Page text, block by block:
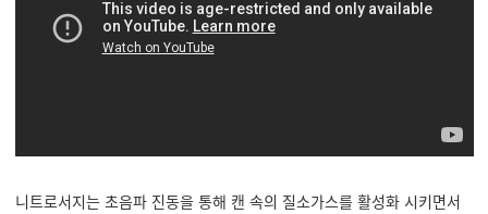
니트로서지는 초음파 진동을 통해 캔 속의 질소가스를 활성화 시키면서